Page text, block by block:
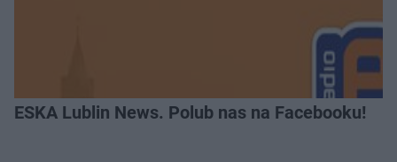
ESKA Lublin News. Polub nas na Facebooku!